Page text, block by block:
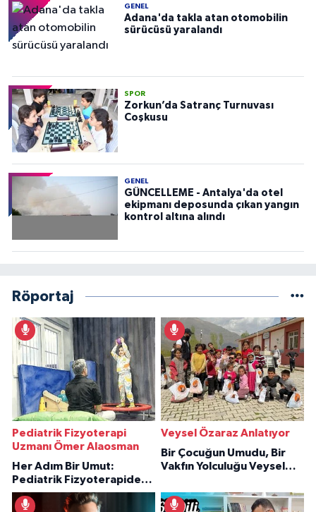
GENEL
Adana'da takla atan otomobilin
sürücüsü yaralandı
SPOR
Zorkun’da Satranç Turnuvası
Coşkusu
GENEL
GÜNCELLEME - Antalya'da otel
ekipmanı deposunda çıkan yangın
kontrol altına alındı
Röportaj
Pediatrik Fizyoterapi
Uzmanı Ömer Alaosman
Her Adım Bir Umut:
Pediatrik Fizyoterapiden
İlham Veren Hikâyeler
Veysel Özaraz Anlatıyor
Bir Çocuğun Umudu, Bir
Vakfın Yolculuğu Veysel